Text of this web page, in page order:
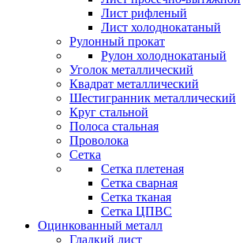
Лист рифленый
Лист холоднокатаный
Рулонный прокат
Рулон холоднокатаный
Уголок металлический
Квадрат металлический
Шестигранник металлический
Круг стальной
Полоса стальная
Проволока
Сетка
Сетка плетеная
Сетка сварная
Сетка тканая
Сетка ЦПВС
Оцинкованный металл
Гладкий лист